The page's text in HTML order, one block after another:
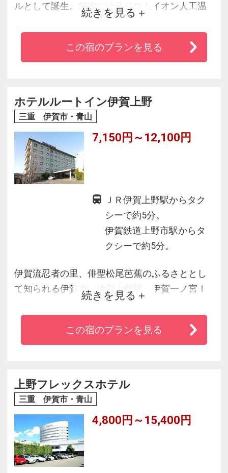
ルとして誕生。館内にはラジウムイオン人工温
泉大浴場や、客室には液晶２６型ＴＶを完備。
「和食ダイニング美蔵」では、会席料理や一品
料理を提供しております。
続きを見る
この宿のプランを見る
ホテルルートイン伊賀上野
三重 伊賀市・青山
7,150円～12,100円
ＪＲ伊賀上野駅からタク
シーで約5分。
伊賀鉄道上野市駅からタ
クシーで約5分。
伊賀流忍者の里、俳聖松尾芭蕉のふるさととし
て知られる伊賀市。伊賀上野駅、伊賀一ノ宮Ｉ
Ｃから近くビジネスや観光の拠点に便利です。
活性石温泉大浴場でくつろぎのひとときを。
続きを見る
この宿のプランを見る
上野フレックスホテル
三重 伊賀市・青山
4,800円～15,400円